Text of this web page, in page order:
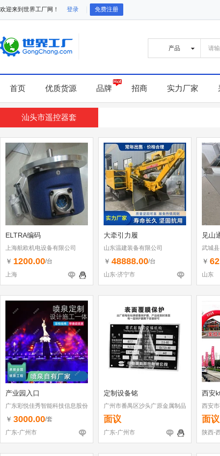
欢迎来到世界工厂网！ 登录 免费注册
首页 优质货源 品牌 招商 实力厂家
汕头市遥控器套
ELTRA编码
上海航欧机电设备有限公司
￥ 1200.00/台
上海
大牵引力履
山东温建装备有限公司
￥ 48888.00/台
山东-济宁市
见山
武城
体工
￥
山东
产业园入口
广东彩悦佳秀智能科技信息股份
有限公司
￥ 3000.00/套
广东-广州市
定制设备铭
广州市番禺区沙头广原金属制品
厂
面议
广东-广州市
西安
西安
面议
陕西-